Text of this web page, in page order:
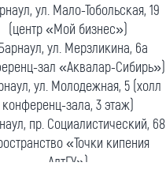
ул. Мало-Тобольская, 19
(центр «Мой бизнес»)
ул. Мерзликина, 6а
зал «Аквалар-Сибирь»)
ул. Молодежная, 5 (холл
конференц-зала, 3 этаж)
пр. Социалистический, 68
«Точки кипения
АлтГУ»)